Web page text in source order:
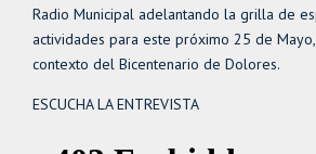
Radio Municipal adelantando la grilla de
actividades para este próximo 25 de
contexto del Bicentenario de Dolores.
ESCUCHA LA ENTREVISTA